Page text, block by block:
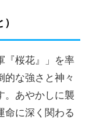
『桜花』」を率
的な強さと神々
。あやかしに襲
命に深く関わる